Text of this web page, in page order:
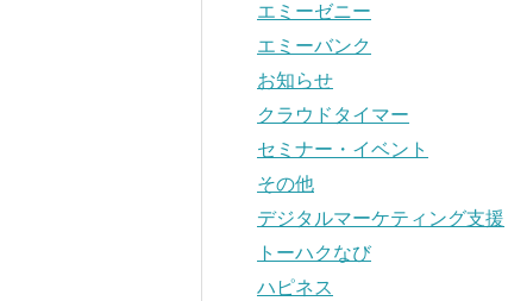
エミーゼニー
エミーバンク
お知らせ
クラウドタイマー
セミナー・イベント
その他
デジタルマーケティング支援
トーハクなび
ハピネス